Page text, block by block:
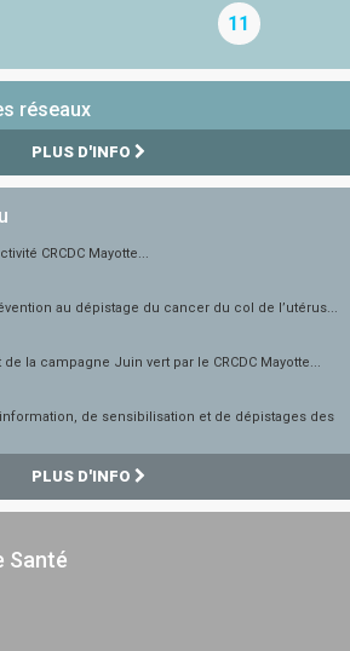
11
réseaux
PLUS D'INFO
CRCDC Mayotte...
au dépistage du cancer du col de l’utérus...
la campagne Juin vert par le CRCDC Mayotte...
de sensibilisation et de dépistages des
PLUS D'INFO
Santé